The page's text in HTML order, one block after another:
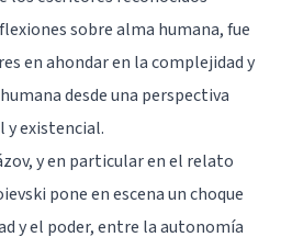
sobre alma humana, fue
en ahondar en la complejidad y
desde una perspectiva
existencial.
y en particular en el relato
pone en escena un choque
y el poder, entre la autonomía